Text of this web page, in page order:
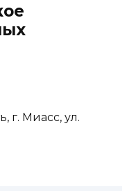
г. Миасс, ул.